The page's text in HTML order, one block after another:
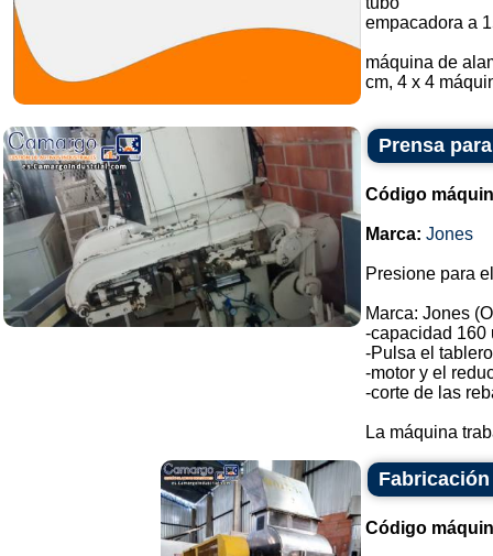
empacadora a
máquina de
cm, 4 x 4
Prensa
Código
Marca: Jones
Presione para
Marca: Jones
-capacidad 160
-Pulsa el
-motor y el
-corte de las
La máquina
Código